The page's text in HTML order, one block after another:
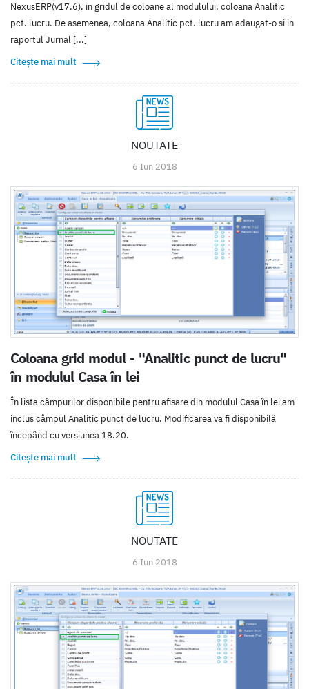
NexusERP(v17.6), in gridul de coloane al modulului, coloana Analitic
pct. lucru. De asemenea, coloana Analitic pct. lucru am adaugat-o si in
raportul Jurnal [...]
Citește mai mult
NOUTATE
6 Iun 2018
Coloana grid modul - "Analitic punct de lucru"
în modulul Casa în lei
În lista câmpurilor disponibile pentru afisare din modulul Casa în lei am
inclus câmpul Analitic punct de lucru. Modificarea va fi disponibilă
începând cu versiunea 18.20.
Citește mai mult
NOUTATE
6 Iun 2018